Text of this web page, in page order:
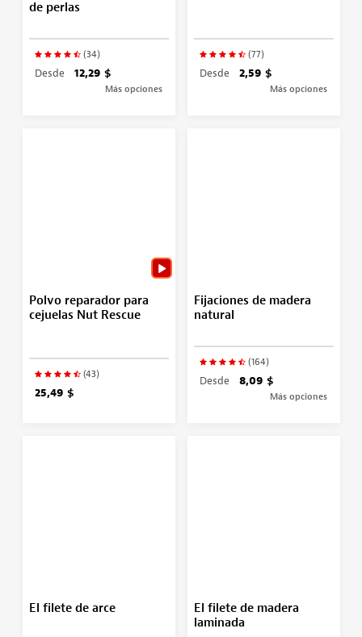
de perlas
(34)
Desde 12,29 $
Más opciones
(77)
Desde 2,59 $
Más opciones
Polvo reparador para
cejuelas Nut Rescue
(43)
25,49 $
Fijaciones de madera
natural
(164)
Desde 8,09 $
Más opciones
El filete de arce
El filete de madera
laminada